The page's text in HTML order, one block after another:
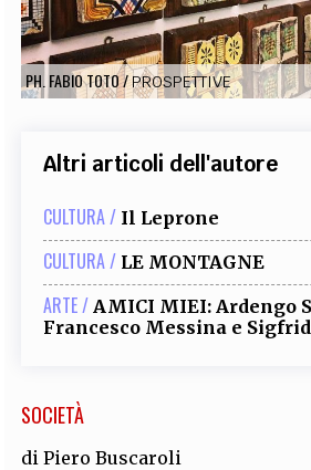
EXTRA
CODICI RUBRICHE LIBRI PROCEEDINGS
PH. FABIO TOTO/PROSPETTIVE
Altri articoli dell'autore
CULTURA / Il Leprone
CULTURA / LE MONTAGNE
ARTE / AMICI MIEI: Ardengo
Francesco Messina e
SOCIETÀ
diPiero Buscaroli